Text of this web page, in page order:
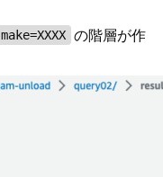
make=XXXX の階層が作